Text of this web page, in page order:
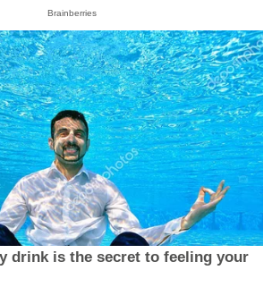
Brainberries
drink is the secret to feeling your